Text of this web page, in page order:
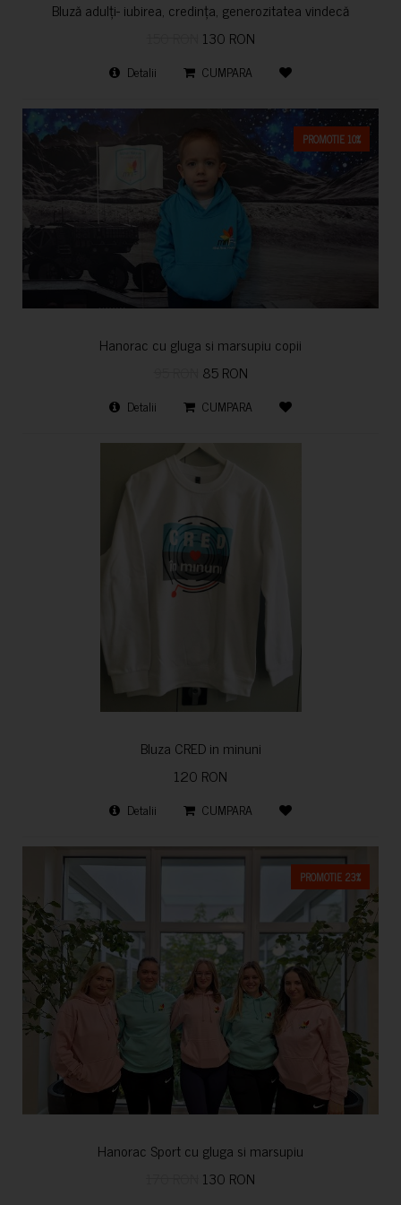
Bluză adulți- iubirea, credința, generozitatea vindecă
130 RON
Detalii CUMPARA
PROMOTIE 10%
Hanorac cu gluga si marsupiu copii
85 RON
Detalii CUMPARA
Bluza CRED in minuni
120 RON
Detalii CUMPARA
PROMOTIE 23%
Hanorac Sport cu gluga si marsupiu
130 RON